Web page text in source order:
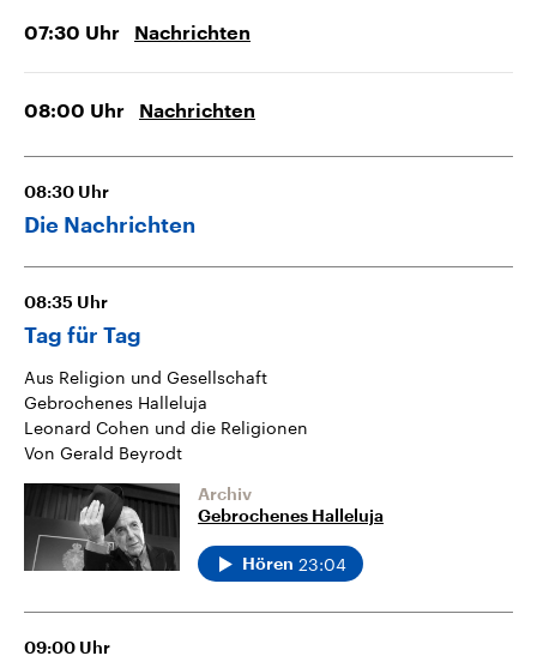
07:30 Uhr Nachrichten
08:00 Uhr Nachrichten
08:30 Uhr
Die Nachrichten
08:35 Uhr
Tag für Tag
Aus Religion und Gesellschaft
Gebrochenes Halleluja
Leonard Cohen und die Religionen
Von Gerald Beyrodt
Archiv
Gebrochenes Halleluja
Hören 23:04
09:00 Uhr